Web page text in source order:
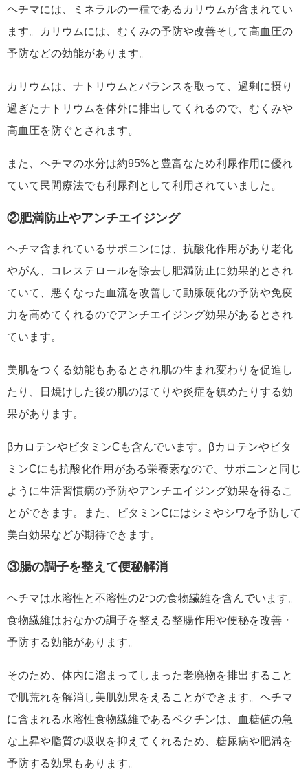
ヘチマには、ミネラルの一種であるカリウムが含まれてい
ます。カリウムには、むくみの予防や改善そして高血圧の
予防などの効能があります。
カリウムは、ナトリウムとバランスを取って、過剰に摂り
過ぎたナトリウムを体外に排出してくれるので、むくみや
高血圧を防ぐとされます。
また、ヘチマの水分は約95%と豊富なため利尿作用に優れ
ていて民間療法でも利尿剤として利用されていました。
②肥満防止やアンチエイジング
ヘチマ含まれているサポニンには、抗酸化作用があり老化
やがん、コレステロールを除去し肥満防止に効果的とされ
ていて、悪くなった血流を改善して動脈硬化の予防や免疫
力を高めてくれるのでアンチエイジング効果があるとされ
ています。
美肌をつくる効能もあるとされ肌の生まれ変わりを促進し
たり、日焼けした後の肌のほてりや炎症を鎮めたりする効
果があります。
βカロテンやビタミンCも含んでいます。βカロテンやビタ
ミンCにも抗酸化作用がある栄養素なので、サポニンと同じ
ように生活習慣病の予防やアンチエイジング効果を得るこ
とができます。また、ビタミンCにはシミやシワを予防して
美白効果などが期待できます。
③腸の調子を整えて便秘解消
ヘチマは水溶性と不溶性の2つの食物繊維を含んでいます。
食物繊維はおなかの調子を整える整腸作用や便秘を改善・
予防する効能があります。
そのため、体内に溜まってしまった老廃物を排出すること
で肌荒れを解消し美肌効果をえることができます。ヘチマ
に含まれる水溶性食物繊維であるペクチンは、血糖値の急
な上昇や脂質の吸収を抑えてくれるため、糖尿病や肥満を
予防する効果もあります。